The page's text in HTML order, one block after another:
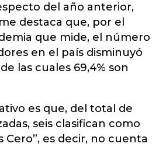
del año anterior,
destaca que, por el
que mide, el número
en el país disminuyó
las cuales 69,4% son
es que, del total de
seis clasifican como
Cero”, es decir, no cuenta